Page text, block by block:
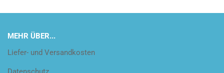
MEHR ÜBER...
Liefer- und Versandkosten